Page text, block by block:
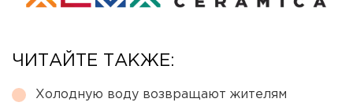
ЧИТАЙТЕ ТАКЖЕ:
Холодную воду возвращают жителям